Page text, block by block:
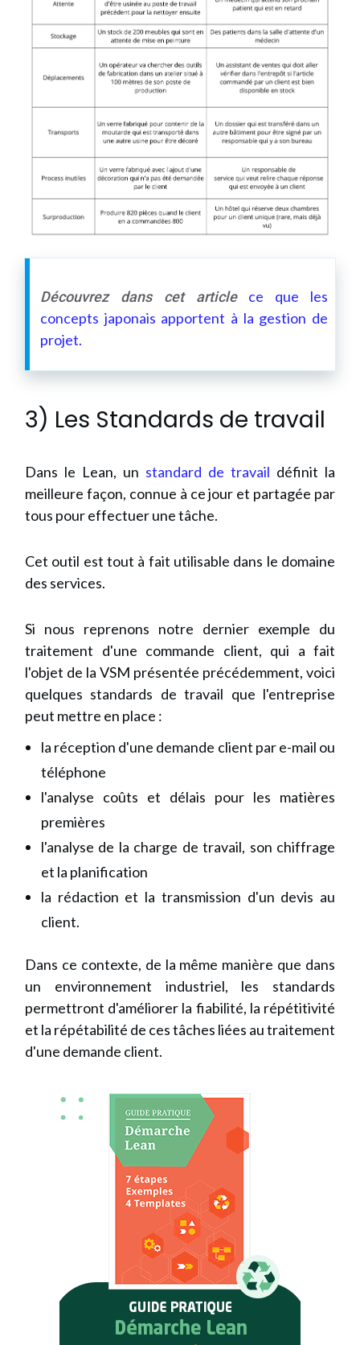
Découvrez dans cet article ce que les
concepts japonais apportent à la gestion de
projet.
3) Les Standards de travail
Dans le Lean, un standard de travail définit la
meilleure façon, connue à ce jour et partagée par
tous pour effectuer une tâche.
Cet outil est tout à fait utilisable dans le domaine
des services.
Si nous reprenons notre dernier exemple du
traitement d'une commande client, qui a fait
l'objet de la VSM présentée précédemment, voici
quelques standards de travail que l'entreprise
peut mettre en place :
la réception d'une demande client par e-mail ou
téléphone
l'analyse coûts et délais pour les matières
premières
l'analyse de la charge de travail, son chiffrage
et la planification
la rédaction et la transmission d'un devis au
client.
Dans ce contexte, de la même manière que dans
un environnement industriel, les standards
permettront d'améliorer la fiabilité, la répétitivité
et la répétabilité de ces tâches liées au traitement
d'une demande client.